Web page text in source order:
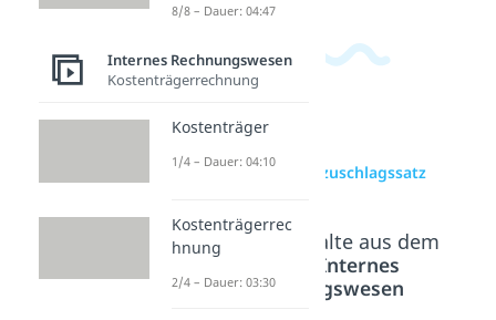
Handlungskostenzuschlagssatz
Beliebte Inhalte aus dem
Internes
Rechnungswesen
8/8 – Dauer: 04:47
Internes Rechnungswesen
Kostenträgerrechnung
Kostenträger
1/4 – Dauer: 04:10
Kostenträgerrec
hnung
2/4 – Dauer: 03:30